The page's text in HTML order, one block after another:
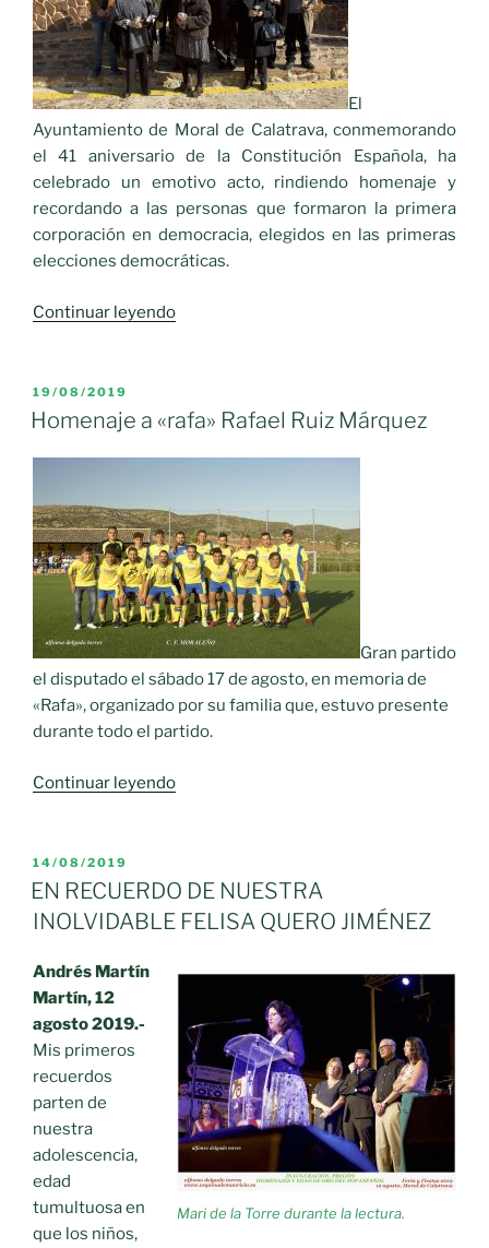
El
Ayuntamiento de Moral de Calatrava, conmemorando
el 41 aniversario de la Constitución Española, ha
celebrado un emotivo acto, rindiendo homenaje y
recordando a las personas que formaron la primera
corporación en democracia, elegidos en las primeras
elecciones democráticas.
Continuar leyendo«El
de
a
los
primeros
ediles
de
la
democracia»
PUBLICADO
EL
19/08/2019
Homenaje a «rafa» Rafael Ruiz Márquez
Gran partido
el disputado el sábado 17 de agosto, en memoria de
«Rafa», organizado por su familia que, estuvo presente
durante todo el partido.
Continuar leyendo«Homenaje
Ruiz
Márquez»
PUBLICADO
EL
14/08/2019
EN RECUERDO DE NUESTRA
INOLVIDABLE FELISA QUERO JIMÉNEZ
Mari de la Torre durante la lectura.
Andrés Martín
Martín, 12
agosto 2019.-
Mis primeros
recuerdos
parten de
nuestra
adolescencia,
edad
tumultuosa en
que los niños,